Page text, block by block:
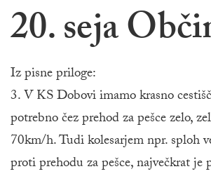
20. seja
Iz pisne priloge:
3. V KS Dobovi imamo krasno
potrebno čez prehod za pešce
70km/h. Tudi kolesarjem npr. sploh
proti prehodu za pešce, največkrat